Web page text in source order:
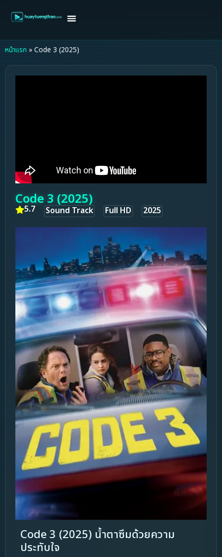
หน้าแรก » Code 3 (2025)
Code 3 (2025)
5.7 Sound Track Full HD 2025
Code 3 (2025) น้ำตาซึมด้วยความ
ประทับใจ